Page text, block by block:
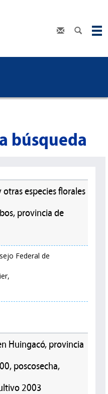
búsqueda
especies florales
provincia de
Federal de
Huingacó, provincia
poscosecha,
2003